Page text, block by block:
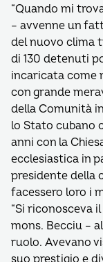
“Quando mi
– avvenne un
del nuovo clima
di 130 detenuti
incaricata come
con grande
della Comunità
lo Stato cubano
anni con la
ecclesiastica in
presidente della
facessero loro i
“Si riconosceva
mons. Becciu –
ruolo. Avevano
suo prestigio e